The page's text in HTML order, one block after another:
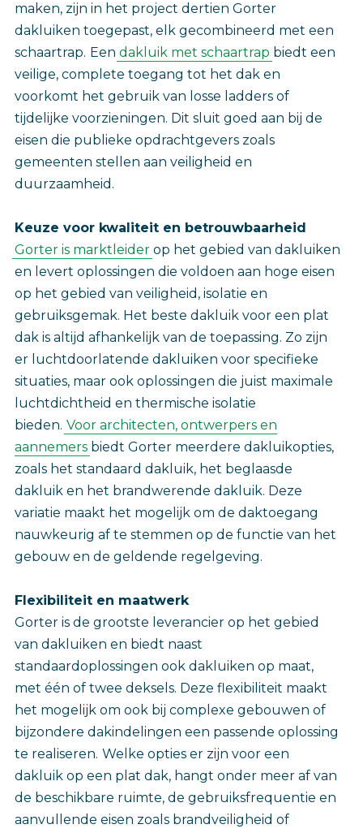
maken, zijn in het project dertien Gorter
dakluiken toegepast, elk gecombineerd met een
schaartrap. Een dakluik met schaartrap biedt een
veilige, complete toegang tot het dak en
voorkomt het gebruik van losse ladders of
tijdelijke voorzieningen. Dit sluit goed aan bij de
eisen die publieke opdrachtgevers zoals
gemeenten stellen aan veiligheid en
duurzaamheid.
Keuze voor kwaliteit en betrouwbaarheid
Gorter is marktleider op het gebied van dakluiken
en levert oplossingen die voldoen aan hoge eisen
op het gebied van veiligheid, isolatie en
gebruiksgemak. Het beste dakluik voor een plat
dak is altijd afhankelijk van de toepassing. Zo zijn
er luchtdoorlatende dakluiken voor specifieke
situaties, maar ook oplossingen die juist maximale
luchtdichtheid en thermische isolatie
bieden. Voor architecten, ontwerpers en
aannemers biedt Gorter meerdere dakluikopties,
zoals het standaard dakluik, het beglaasde
dakluik en het brandwerende dakluik. Deze
variatie maakt het mogelijk om de daktoegang
nauwkeurig af te stemmen op de functie van het
gebouw en de geldende regelgeving.
Flexibiliteit en maatwerk
Gorter is de grootste leverancier op het gebied
van dakluiken en biedt naast
standaardoplossingen ook dakluiken op maat,
met één of twee deksels. Deze flexibiliteit maakt
het mogelijk om ook bij complexe gebouwen of
bijzondere dakindelingen een passende oplossing
te realiseren. Welke opties er zijn voor een
dakluik op een plat dak, hangt onder meer af van
de beschikbare ruimte, de gebruiksfrequentie en
aanvullende eisen zoals brandveiligheid of